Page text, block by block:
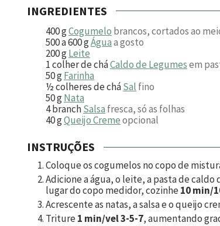
INGREDIENTES
400gCogumelo brancos, cortados ao
500 a 600gÁguaa gosto
200gLeite
1colher de cháCaldo de Legumesem
50gFarinha
½colheres de cháSal fino
50gNata
4branchSalsa fresca, só as folhas
40gQueijo Cremeopcional
INSTRUÇÕES
Coloque os cogumelos no copo de
Adicione a água, o leite, a pasta de caldo
lugar do copo medidor, cozinhe10 min/
Acrescente as natas, a salsa e o queijo
Triture1 min/vel 3-5-7, aumentando